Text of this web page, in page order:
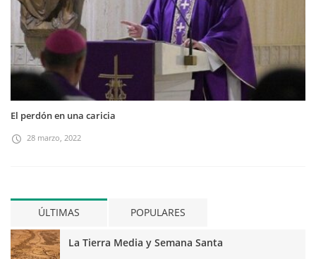
El perdón en una caricia
28 marzo, 2022
ÚLTIMAS POPULARES
La Tierra Media y Semana Santa